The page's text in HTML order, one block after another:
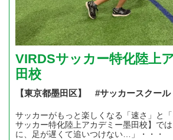
VIRDSサッカー特化陸上
田校
【東京都墨田区】 #サッカースクール
サッカーがもっと楽しくなる「速さ」と
サッカー特化陸上アカデミー墨田校】で
に、足が遅くて追いつけない…」・・・